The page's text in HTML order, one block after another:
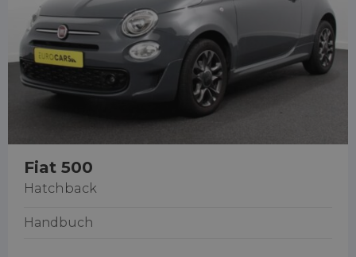
Fiat 500
Hatchback
Handbuch